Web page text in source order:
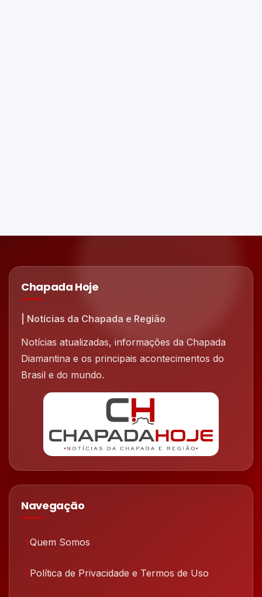
Chapada Hoje
| Notícias da Chapada e Região
Notícias atualizadas, informações da Chapada
Diamantina e os principais acontecimentos do
Brasil e do mundo.
Navegação
Quem Somos
Política de Privacidade e Termos de Uso